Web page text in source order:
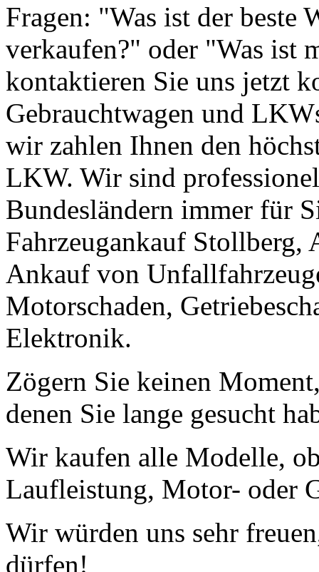
Fragen: "Was ist der beste
verkaufen?" oder "Was ist
kontaktieren Sie uns jetzt
Gebrauchtwagen und
wir zahlen Ihnen den
LKW. Wir sind
Bundesländern immer für
Fahrzeugankauf Stollberg,
Ankauf von
Motorschaden,
Elektronik.
Zögern Sie keinen
denen Sie lange gesucht
Wir kaufen alle Modelle,
Laufleistung, Motor- oder
Wir würden uns sehr
dürfen!